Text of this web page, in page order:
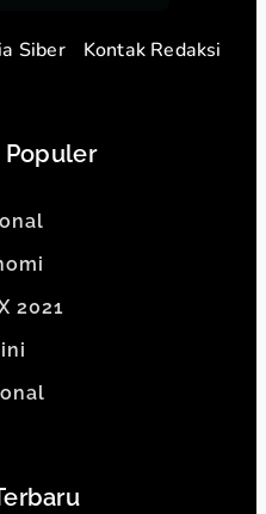
Siber Kontak Redaksi
2021